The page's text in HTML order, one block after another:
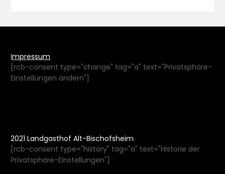
Impressum
[rcb-consent type="change" tag="a" text="Privatsphäre-
Einstellungen ändern"]
2021 Landgasthof Alt-Bischofsheim
[rcb-consent type="history" tag="a" text="Historie der
Privatsphäre-Einstellungen"]